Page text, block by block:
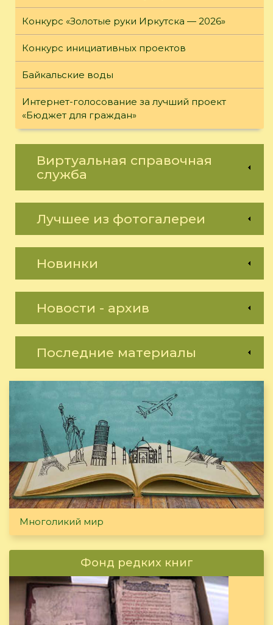
Конкурс «Золотые руки Иркутска — 2026»
Конкурс инициативных проектов
Байкальские воды
Интернет-голосование за лучший проект
«Бюджет для граждан»
Виртуальная справочная
служба
Лучшее из фотогалереи
Новинки
Новости - архив
Последние материалы
Многоликий мир
Фонд редких книг